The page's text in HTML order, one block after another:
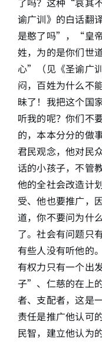
谕广训》的白话
是憨了吗”，“皇
姓，为的是你们世
心”（见《圣谕广
闷，百姓为什么不
昧了！我把这个国
听我的呢？你们不
的，本本分分的做
君民观念，他对民
话的小孩子，不管
他的全社会改造计
受、他也要推广，
道，你不要问为什
了。社会有问题只
有些人没有听他的
有权力只有一个出
子”、仁慈的在上
者、支配者，这是
责任是推广他认可
民智，建立他认为